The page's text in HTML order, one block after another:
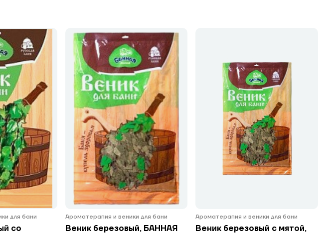
для бани
со
Ароматерапия и веники для бани
Веник березовый, БАННАЯ
Ароматерапия и веники для бани
Веник березовый с мятой,